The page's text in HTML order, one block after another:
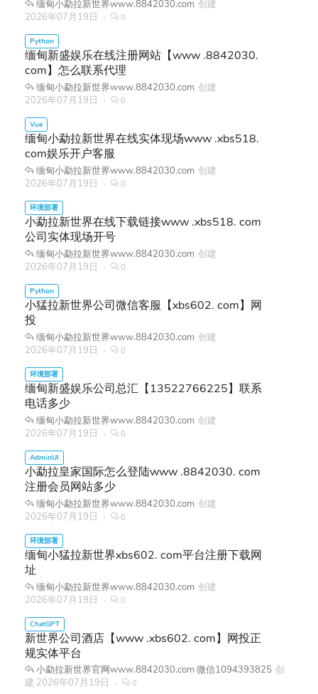
缅甸小勐拉新世界www.8842030.com 创建
2026年07月19日
0
缅甸新盛娱乐在线注册网站【www .8842030.
com】怎么联系代理
缅甸小勐拉新世界www.8842030.com 创建
2026年07月19日
0
缅甸小勐拉新世界在线实体现场www .xbs518.
com娱乐开户客服
缅甸小勐拉新世界www.8842030.com 创建
2026年07月19日
0
小勐拉新世界在线下载链接www .xbs518. com
公司实体现场开号
缅甸小勐拉新世界www.8842030.com 创建
2026年07月19日
0
小猛拉新世界公司微信客服【xbs602. com】网
投
缅甸小勐拉新世界www.8842030.com 创建
2026年07月19日
0
缅甸新盛娱乐公司总汇【13522766225】联系
电话多少
缅甸小勐拉新世界www.8842030.com 创建
2026年07月19日
0
小勐拉皇家国际怎么登陆www .8842030. com
注册会员网站多少
缅甸小勐拉新世界www.8842030.com 创建
2026年07月19日
0
缅甸小猛拉新世界xbs602. com平台注册下载网
址
缅甸小勐拉新世界www.8842030.com 创建
2026年07月19日
0
新世界公司酒店【www .xbs602. com】网投正
规实体平台
小勐拉新世界官网www.8842030.com 微信1094393825 创
建 2026年07月19日 0